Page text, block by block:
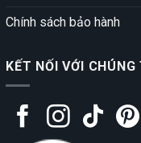
Chính sách bảo hành
KẾT NỐI VỚI CHÚNG